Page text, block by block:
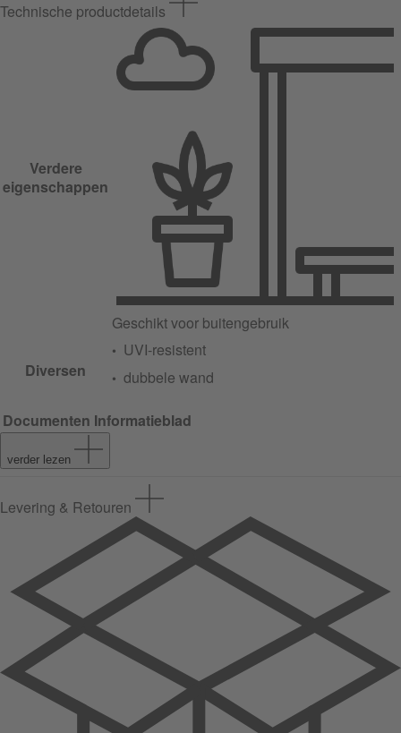
Technische productdetails
Verdere
eigenschappen
Geschikt voor buitengebruik
Diversen
UVI-resistent
dubbele wand
Documenten Informatieblad
verder lezen
Levering & Retouren